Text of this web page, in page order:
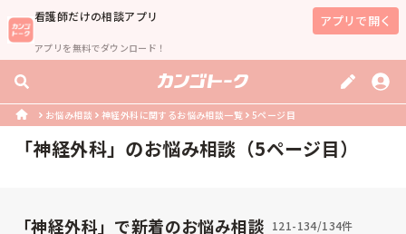
看護師だけの相談アプリ
アプリを無料でダウンロード！
アプリで開く
お悩み相談 神経外科に関するお悩み相談一覧 5ページ目
「神経外科」のお悩み相談（5ページ目）
「神経外科」で新着のお悩み相談 121-134/134件